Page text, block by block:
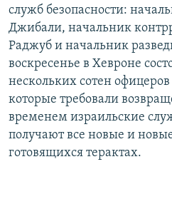
служб безопасности:
Джибали, начальник
Раджуб и начальник
воскресенье в Хевроне
нескольких сотен
которые требовали
временем израильские
получают все новые и
готовящихся терактах.